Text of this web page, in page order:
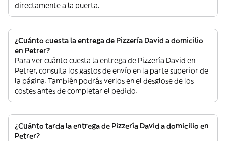
directamente a la puerta.
¿Cuánto cuesta la entrega de Pizzería David a domicilio
en Petrer?
Para ver cuánto cuesta la entrega de Pizzería David en
Petrer, consulta los gastos de envío en la parte superior de
la página. También podrás verlos en el desglose de los
costes antes de completar el pedido.
¿Cuánto tarda la entrega de Pizzería David a domicilio en
Petrer?